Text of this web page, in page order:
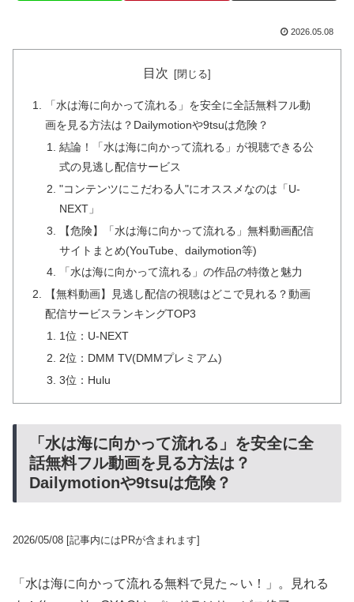
2026.05.08
目次
「水は海に向かって流れる」を安全に全話無料フル動
画を見る方法は？Dailymotionや9tsuは危険？
結論！「水は海に向かって流れる」が視聴できる公
式の見逃し配信サービス
"コンテンツにこだわる人"にオススメなのは「U-
NEXT」
【危険】「水は海に向かって流れる」無料動画配信
サイトまとめ(YouTube、dailymotion等)
「水は海に向かって流れる」の作品の特徴と魅力
【無料動画】見逃し配信の視聴はどこで見れる？動画
配信サービスランキングTOP3
1位：U-NEXT
2位：DMM TV(DMMプレミアム)
3位：Hulu
「水は海に向かって流れる」を安全に全
話無料フル動画を見る方法は？
Dailymotionや9tsuは危険？
2026/05/08 [記事内にはPRが含まれます]
「水は海に向かって流れる無料で見た～い！」。見れる